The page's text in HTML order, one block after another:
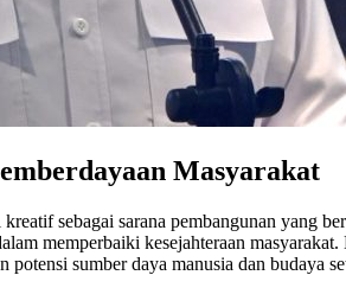
Masyarakat
sebagai sarana pembangunan
memperbaiki kesejahteraan
sumber daya manusia dan